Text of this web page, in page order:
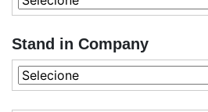
Stand in Company